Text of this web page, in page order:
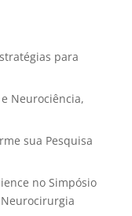
para
Neurociência,
sua Pesquisa
no Simpósio